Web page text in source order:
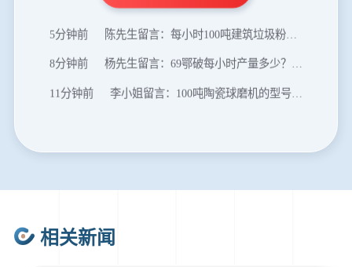
陈先生留言：每小时100吨建筑垃圾粉碎机？推荐用什么型号？
8分钟前 杨先生留言：69鄂破每小时产量多少？参数和工作视频。
11分钟前 李小姐留言：100吨陶瓷球磨机的型号和参数？
16分钟前 肖先生留言：制砂用球磨机还是棒磨机？每小时100吨价格。
24分钟前 朱先生留言：制砂机3000吨一套多少钱？
1分钟前 谢先生留言：球磨机多少钱一台？提供型号和参数。
相关新闻